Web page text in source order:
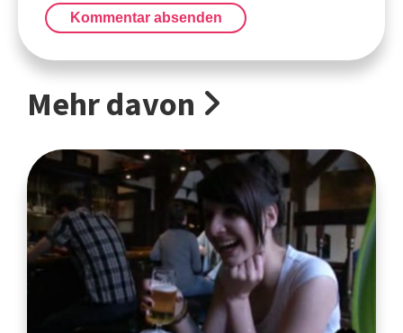
Kommentar absenden
Mehr davon